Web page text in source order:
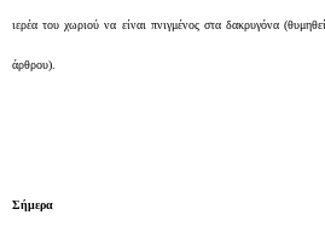
ιερέα του χωριού να είναι πνιγμένος στα δακρυγόνα
άρθρου).
Σήμερα